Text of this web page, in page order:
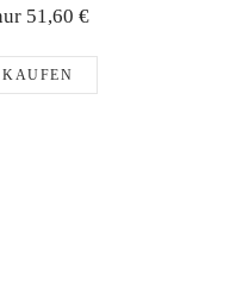
51,60 €
KAUFEN